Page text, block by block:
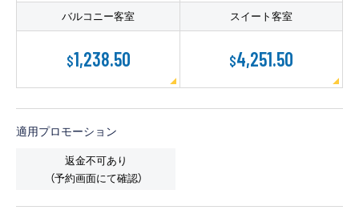
れる理由
バルコニー客室
$1,238.50
スイート客室
$4,251.50
適用プロモーション
返金不可あり
（予約画面にて確認）